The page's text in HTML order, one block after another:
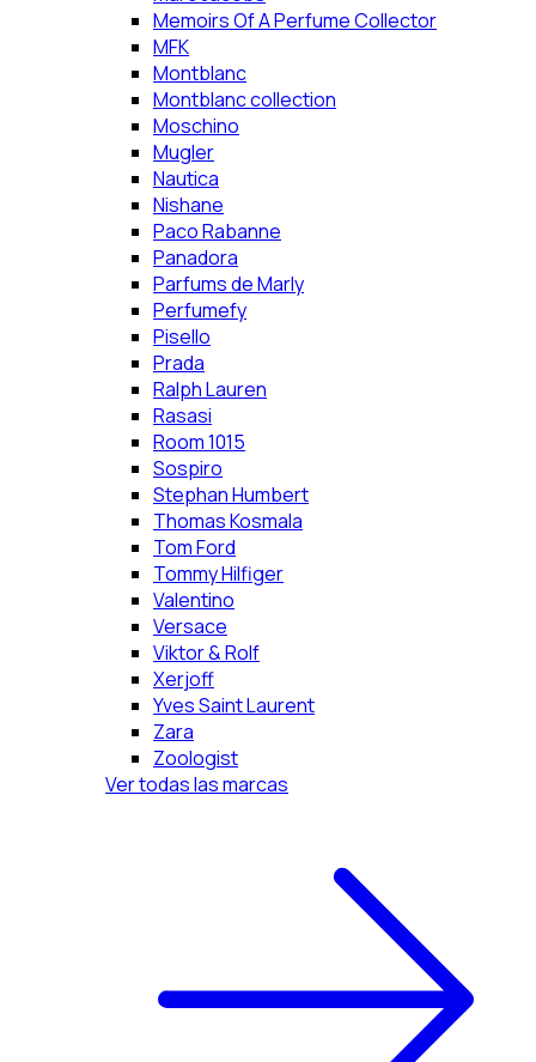
Memoirs Of A Perfume Collector
MFK
Montblanc
Montblanc collection
Moschino
Mugler
Nautica
Nishane
Paco Rabanne
Panadora
Parfums de Marly
Perfumefy
Pisello
Prada
Ralph Lauren
Rasasi
Room 1015
Sospiro
Stephan Humbert
Thomas Kosmala
Tom Ford
Tommy Hilfiger
Valentino
Versace
Viktor & Rolf
Xerjoff
Yves Saint Laurent
Zara
Zoologist
Ver todas las marcas